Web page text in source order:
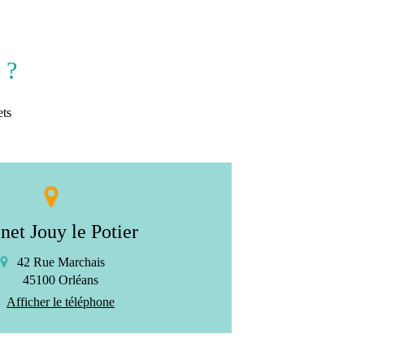
Jouy le Potier
42 Rue Marchais
45100 Orléans
Afficher le téléphone